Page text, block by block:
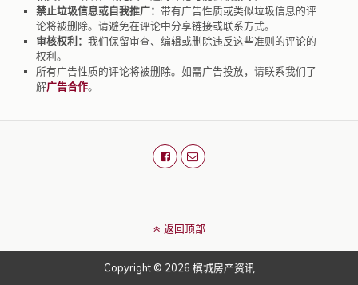
禁止垃圾信息或自我推广： 带有广告性质或类似垃圾信息的评
论将被删除。请避免在评论中分享链接或联系方式。
审核权利： 我们保留审查、编辑或删除违反这些准则的评论的
权利。
所有广告性质的评论将被删除。如需广告投放，请联系我们了
解广告合作。
返回顶部
Copyright © 2026 槟城房产资讯